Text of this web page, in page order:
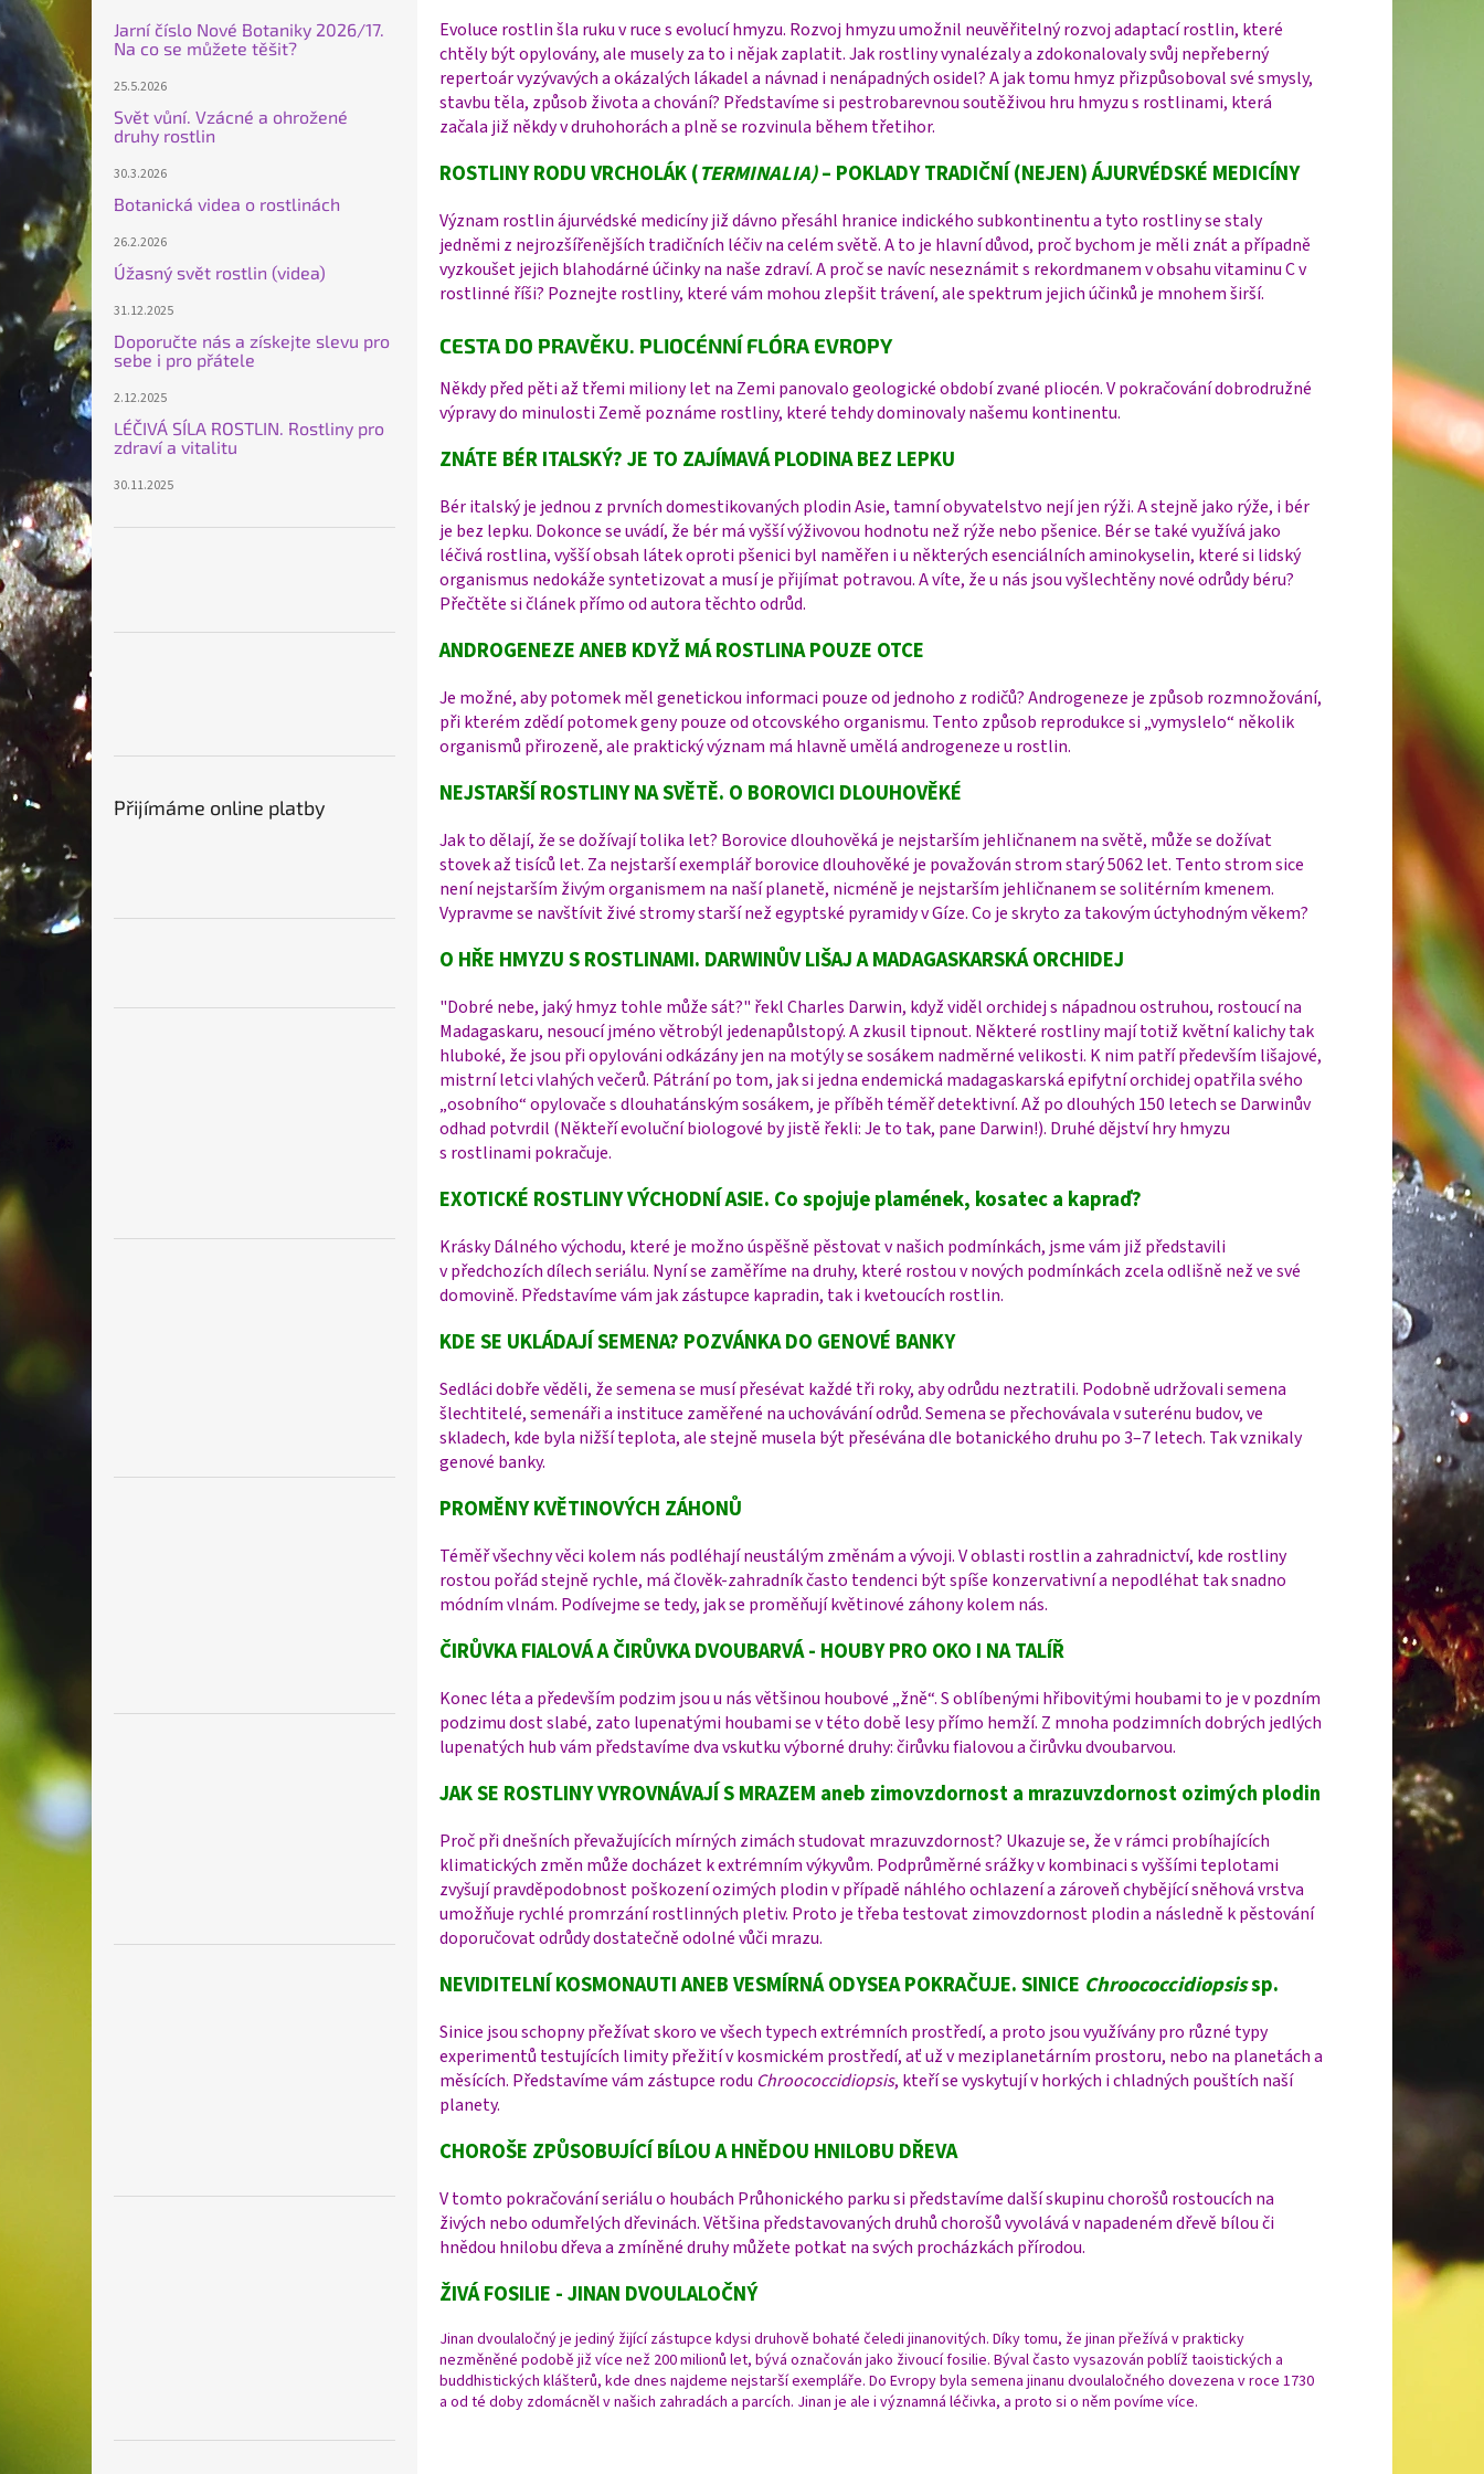
Jarní číslo Nové Botaniky 2026/17.
Na co se můžete těšit?
25.5.2026
Svět vůní. Vzácné a ohrožené
druhy rostlin
30.3.2026
Botanická videa o rostlinách
26.2.2026
Úžasný svět rostlin (videa)
31.12.2025
Doporučte nás a získejte slevu pro
sebe i pro přátele
2.12.2025
LÉČIVÁ SÍLA ROSTLIN. Rostliny pro
zdraví a vitalitu
30.11.2025
Přijímáme online platby
Evoluce rostlin šla ruku v ruce s evolucí hmyzu. Rozvoj hmyzu umožnil neuvěřitelný rozvoj adaptací rostlin, které
chtěly být opylovány, ale musely za to i nějak zaplatit. Jak rostliny vynalézaly a zdokonalovaly svůj nepřeberný
repertoár vyzývavých a okázalých lákadel a návnad i nenápadných osidel? A jak tomu hmyz přizpůsoboval své smysly,
stavbu těla, způsob života a chování? Představíme si pestrobarevnou soutěživou hru hmyzu s rostlinami, která
začala již někdy v druhohorách a plně se rozvinula během třetihor.
ROSTLINY RODU VRCHOLÁK (TERMINALIA)– POKLADY TRADIČNÍ (NEJEN) ÁJURVÉDSKÉ MEDICÍNY
Význam rostlin ájurvédské medicíny již dávno přesáhl hranice indického subkontinentu a tyto rostliny se staly
jedněmi z nejrozšířenějších tradičních léčiv na celém světě. A to je hlavní důvod, proč bychom je měli znát a případně
vyzkoušet jejich blahodárné účinky na naše zdraví. A proč se navíc neseznámit s rekordmanem v obsahu vitaminu C v
rostlinné říši? Poznejte rostliny, které vám mohou zlepšit trávení, ale spektrum jejich účinků je mnohem širší.
CESTA DO PRAVĚKU. PLIOCÉNNÍ FLÓRA EVROPY
Někdy před pěti až třemi miliony let na Zemi panovalo geologické období zvané pliocén. V pokračování dobrodružné
výpravy do minulosti Země poznáme rostliny, které tehdy dominovaly našemu kontinentu.
ZNÁTE BÉR ITALSKÝ? JE TO ZAJÍMAVÁ PLODINA BEZ LEPKU
Bér italský je jednou z prvních domestikovaných plodin Asie, tamní obyvatelstvo nejí jen rýži. A stejně jako rýže, i bér
je bez lepku. Dokonce se uvádí, že bér má vyšší výživovou hodnotu než rýže nebo pšenice. Bér se také využívá jako
léčivá rostlina, vyšší obsah látek oproti pšenici byl naměřen i u některých esenciálních aminokyselin, které si lidský
organismus nedokáže syntetizovat a musí je přijímat potravou. A víte, že u nás jsou vyšlechtěny nové odrůdy béru?
Přečtěte si článek přímo od autora těchto odrůd.
ANDROGENEZE ANEB KDYŽ MÁ ROSTLINA POUZE OTCE
Je možné, aby potomek měl genetickou informaci pouze od jednoho z rodičů? Androgeneze je způsob rozmnožování,
při kterém zdědí potomek geny pouze od otcovského organismu. Tento způsob reprodukce si „vymyslelo“ několik
organismů přirozeně, ale praktický význam má hlavně umělá androgeneze u rostlin.
NEJSTARŠÍ ROSTLINY NA SVĚTĚ. O BOROVICI DLOUHOVĚKÉ
Jak to dělají, že se dožívají tolika let? Borovice dlouhověká je nejstarším jehličnanem na světě, může se dožívat
stovek až tisíců let. Za nejstarší exemplář borovice dlouhověké je považován strom starý 5062 let. Tento strom sice
není nejstarším živým organismem na naší planetě, nicméně je nejstarším jehličnanem se solitérním kmenem.
Vypravme se navštívit živé stromy starší než egyptské pyramidy v Gíze. Co je skryto za takovým úctyhodným věkem?
O HŘE HMYZU S ROSTLINAMI. DARWINŮV LIŠAJ A MADAGASKARSKÁ ORCHIDEJ
"Dobré nebe, jaký hmyz tohle může sát?" řekl Charles Darwin, když viděl orchidej s nápadnou ostruhou, rostoucí na
Madagaskaru, nesoucí jméno větrobýl jedenapůlstopý. A zkusil tipnout. Některé rostliny mají totiž květní kalichy tak
hluboké, že jsou při opylováni odkázány jen na motýly se sosákem nadměrné velikosti. K nim patří především lišajové,
mistrní letci vlahých večerů. Pátrání po tom, jak si jedna endemická madagaskarská epifytní orchidej opatřila svého
„osobního“ opylovače s dlouhatánským sosákem, je příběh téměř detektivní. Až po dlouhých 150 letech se Darwinův
odhad potvrdil (Někteří evoluční biologové by jistě řekli: Je to tak, pane Darwin!). Druhé dějství hry hmyzu
s rostlinami pokračuje.
EXOTICKÉ ROSTLINY VÝCHODNÍ ASIE. Co spojuje plamének, kosatec a kapraď?
Krásky Dálného východu, které je možno úspěšně pěstovat v našich podmínkách, jsme vám již představili
v předchozích dílech seriálu. Nyní se zaměříme na druhy, které rostou v nových podmínkách zcela odlišně než ve své
domovině. Představíme vám jak zástupce kapradin, tak i kvetoucích rostlin.
KDE SE UKLÁDAJÍ SEMENA? POZVÁNKA DO GENOVÉ BANKY
Sedláci dobře věděli, že semena se musí přesévat každé tři roky, aby odrůdu neztratili. Podobně udržovali semena
šlechtitelé, semenáři a instituce zaměřené na uchovávání odrůd. Semena se přechovávala v suterénu budov, ve
skladech, kde byla nižší teplota, ale stejně musela být přesévána dle botanického druhu po 3–7 letech. Tak vznikaly
genové banky.
PROMĚNY KVĚTINOVÝCH ZÁHONŮ
Téměř všechny věci kolem nás podléhají neustálým změnám a vývoji. V oblasti rostlin a zahradnictví, kde rostliny
rostou pořád stejně rychle, má člověk-zahradník často tendenci být spíše konzervativní a nepodléhat tak snadno
módním vlnám. Podívejme se tedy, jak se proměňují květinové záhony kolem nás.
ČIRŮVKA FIALOVÁ A ČIRŮVKA DVOUBARVÁ - HOUBY PRO OKO I NA TALÍŘ
Konec léta a především podzim jsou u nás většinou houbové „žně“. S oblíbenými hřibovitými houbami to je v pozdním
podzimu dost slabé, zato lupenatými houbami se v této době lesy přímo hemží. Z mnoha podzimních dobrých jedlých
lupenatých hub vám představíme dva vskutku výborné druhy: čirůvku fialovou a čirůvku dvoubarvou.
JAK SE ROSTLINY VYROVNÁVAJÍ S MRAZEM aneb zimovzdornost a mrazuvzdornost ozimých plodin
Proč při dnešních převažujících mírných zimách studovat mrazuvzdornost? Ukazuje se, že v rámci probíhajících
klimatických změn může docházet k extrémním výkyvům. Podprůměrné srážky v kombinaci s vyššími teplotami
zvyšují pravděpodobnost poškození ozimých plodin v případě náhlého ochlazení a zároveň chybějící sněhová vrstva
umožňuje rychlé promrzání rostlinných pletiv. Proto je třeba testovat zimovzdornost plodin a následně k pěstování
doporučovat odrůdy dostatečně odolné vůči mrazu.
NEVIDITELNÍ KOSMONAUTI ANEB VESMÍRNÁ ODYSEA POKRAČUJE. SINICE Chroococcidiopsissp.
Sinice jsou schopny přežívat skoro ve všech typech extrémních prostředí, a proto jsou využívány pro různé typy
experimentů testujících limity přežití v kosmickém prostředí, ať už v meziplanetárním prostoru, nebo na planetách a
měsících. Představíme vám zástupce rodu Chroococcidiopsis, kteří se vyskytují v horkých i chladných pouštích naší
planety.
CHOROŠE ZPŮSOBUJÍCÍ BÍLOU A HNĚDOU HNILOBU DŘEVA
V tomto pokračování seriálu o houbách Průhonického parku si představíme další skupinu chorošů rostoucích na
živých nebo odumřelých dřevinách. Většina představovaných druhů chorošů vyvolává v napadeném dřevě bílou či
hnědou hnilobu dřeva a zmíněné druhy můžete potkat na svých procházkách přírodou.
ŽIVÁ FOSILIE - JINAN DVOULALOČNÝ
Jinan dvoulaločný je jediný žijící zástupce kdysi druhově bohaté čeledi jinanovitých. Díky tomu, že jinan přežívá v prakticky
nezměněné podobě již více než 200 milionů let, bývá označován jako živoucí fosilie. Býval často vysazován poblíž taoistických a
buddhistických klášterů, kde dnes najdeme nejstarší exempláře. Do Evropy byla semena jinanu dvoulaločného dovezena v roce 1730
a od té doby zdomácněl v našich zahradách a parcích. Jinan je ale i významná léčivka, a proto si o něm povíme více.